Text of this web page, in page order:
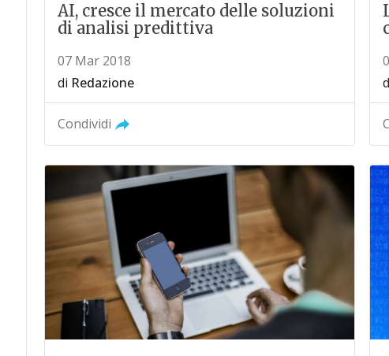
AI, cresce il mercato delle soluzioni
di analisi predittiva
07 Mar 2018
di Redazione
Condividi